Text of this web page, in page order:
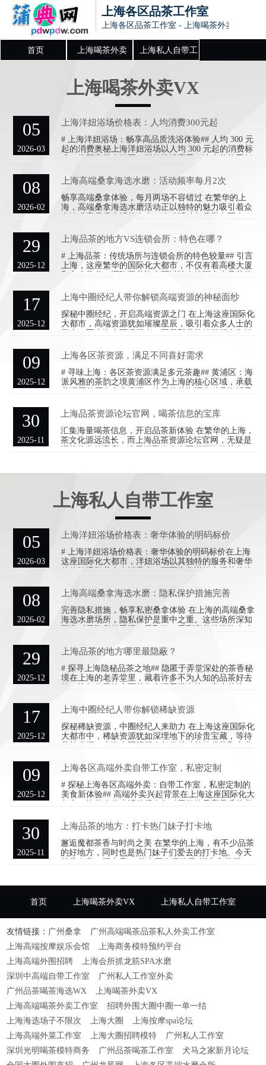
上海各区品茶工作室
上海各区品茶工作室 - 上海喝茶外卖VX,上
首页 上海喝茶外卖 上海私人自带工
上海喝茶外卖VX
05
2026-03
上海洋妞浴场价格表：人均消费300元起
# 上海洋妞浴场：畅享高品质洗浴体验## 人均 300 元
起的消费奥秘上海洋妞浴场以人均 300 元起的消费标
08
2026-02
上海高端桑拿海选水磨：活动频率每月2次
畅享高端桑拿体验，每月两场不容错过 在繁华的上
海，高端桑拿海选水磨活动正以独特的魅力吸引着众
29
2025-12
上海品茶的地方VS连锁会所：特色在哪？
# 上海品茶：传统场所与连锁会所的特色较量## 引言
上海，这座繁华的国际化大都市，不仅有着高楼大厦
17
2025-12
上海中圈经纪人带你解锁高端资源的神秘面纱
探秘中圈经纪，开启高端资源之门 在上海这座国际化
大都市，高端资源犹如璀璨星辰，吸引着众多人士的
09
2025-12
上海各区茶资源，满足不同喜好需求
# 寻味上海：各区茶资源满足多元茶趣## 黄浦区：海
派风雅的茶韵之境黄浦区作为上海的核心区域，承载
30
2025-11
上海品茶资源论坛官网，喝茶信息的宝库
汇集海量喝茶信息，开启品茶新体验 在繁华的上海，
茶文化源远流长，而上海品茶资源论坛官网，无疑是
上海私人自带工作室
05
2026-03
上海洋妞浴场价格表：奢华体验的明码标价
# 上海洋妞浴场价格表：奢华体验的明码标价在上海
这座国际化大都市，洋妞浴场以其独特的服务和奢华
08
2026-02
上海高端桑拿海选水磨：隐私保护措施完善
完善隐私措施，畅享私密桑拿体验 在上海的高端桑拿
海选水磨场所，隐私保护是重中之重。这些场所深知
29
2025-12
上海品茶的地方哪里最隐蔽？
# 探寻上海隐秘品茶之地## 隐匿于弄堂深处的茶香秘
境在上海的老弄堂里，藏着许多不为人知的品茶好去
17
2025-12
上海中圈经纪人带你解锁稀缺资源
探秘稀缺资源，中圈经纪人来助力 在上海这座国际化
大都市中，稀缺资源犹如深埋地下的珍贵宝藏，等待
09
2025-12
上海各区高端外卖自带工作室，私密定制
# 探秘上海各区高端外卖：自带工作室，私密定制的
美食新体验## 高端外卖兴起背景在上海这座国际化大
30
2025-11
上海品茶的地方：打卡热门妹子打卡地
邂逅魔都茶香与时尚之美 在繁华的上海，有不少品茶
的好地方，同时也是热门妹子们爱去的打卡地。今天
首页 上海喝茶外卖VX 上海私人自带工作室
友情链接： 广州桑拿
广州高端喝茶品茶私人外卖工作室
上海高端按摩娱乐会馆
上海商务模特预约平台
上海高端外围招聘
上海会所抓龙筋SPA水磨
深圳中高端自带工作室
广州私人工作室外卖
广州品茶喝茶海选WX
上海喝茶外卖VX
上海高端喝茶外卖工作室
招聘外围大圈中圈一单一结
上海海选场子不限次
上海大圈
上海按摩spa论坛
上海高端外菜工作室
上海大圈招聘模特
广州私人工作室
深圳光明喝茶模特商务
广州品茶喝茶工作室
犬马之家新月论坛